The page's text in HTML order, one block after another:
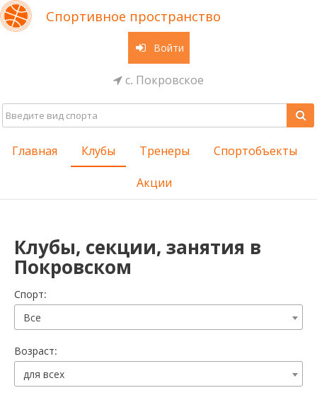
Спортивное пространство
Войти
с. Покровское
Главная Клубы Тренеры Спортобъекты
Акции
Клубы, секции, занятия в
Покровском
Cпорт:
Все
Возраст:
для всех